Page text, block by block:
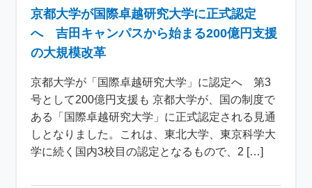
京都大学が国際卓越研究大学に正式認定
へ 吉田キャンパスから始まる200億円支援
の大規模改革
京都大学が「国際卓越研究大学」に認定へ 第3
号として200億円支援も 京都大学が、国の制度で
ある「国際卓越研究大学」に正式認定される見通
しとなりました。これは、東北大学、東京科学大
学に続く国内3校目の認定となるもので、2 […]